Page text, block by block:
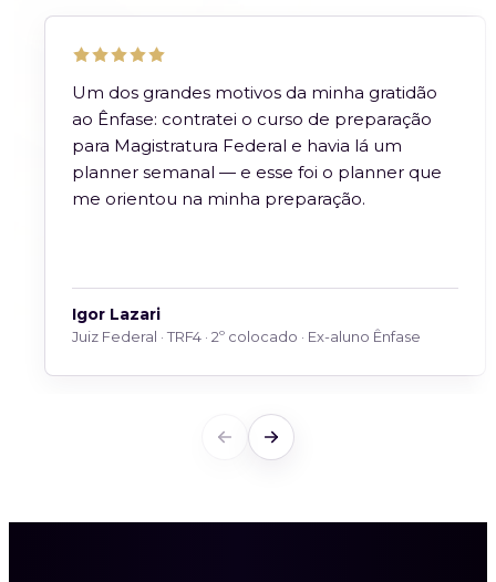
Um dos grandes motivos da minha gratidão
ao Ênfase: contratei o curso de preparação
para Magistratura Federal e havia lá um
planner semanal — e esse foi o planner que
me orientou na minha preparação.
Igor Lazari
Juiz Federal · TRF4 · 2º colocado · Ex-aluno Ênfase